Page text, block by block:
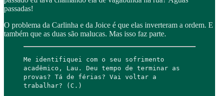
passadas!
O problema da Carlinha e da Joice é que elas inverteram a ordem. E
também que as duas são malucas. Mas isso faz parte.
Me identifiquei com o seu sofrimento
acadêmico, Lau. Deu tempo de terminar as
provas? Tá de férias? Vai voltar a
trabalhar? (C.)